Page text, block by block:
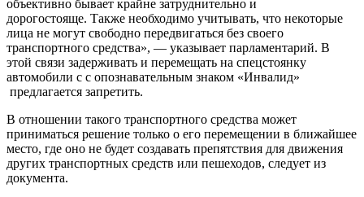
объективно бывает крайне затруднительно и
дорогостояще. Также необходимо учитывать, что некоторые
лица не могут свободно передвигаться без своего
транспортного средства», — указывает парламентарий. В
этой связи задерживать и перемещать на спецстоянку
автомобили с с опознавательным знаком «Инвалид»
предлагается запретить.
В отношении такого транспортного средства может
приниматься решение только о его перемещении в ближайшее
место, где оно не будет создавать препятствия для движения
других транспортных средств или пешеходов, следует из
документа.